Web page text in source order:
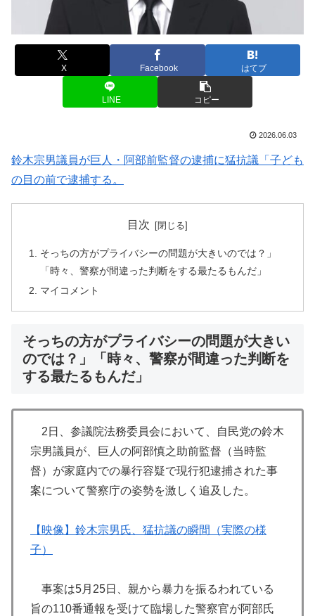
X Facebook はてブ
LINE コピー
2026.06.03
鈴木宗男議員が巨人・阿部前監督の逮捕に猛抗議「子ども
の目の前で逮捕する。
目次
そっちの方がプライバシーの問題が大きいのでは？」
「時々、警察が間違った判断をする最たるもんだ」
マイコメント
そっちの方がプライバシーの問題が大きい
のでは？」「時々、警察が間違った判断を
する最たるもんだ」
2日、参議院法務委員会において、自民党の鈴木
宗男議員が、巨人の阿部慎之助前監督（当時監
督）が家庭内での暴行容疑で現行犯逮捕された事
案について警察庁の姿勢を激しく追及した。
【映像】鈴木宗男氏、猛抗議の瞬間（実際の様
子）
事案は5月25日、親から暴力を振るわれている
旨の110番通報を受けて臨場した警察官が阿部氏